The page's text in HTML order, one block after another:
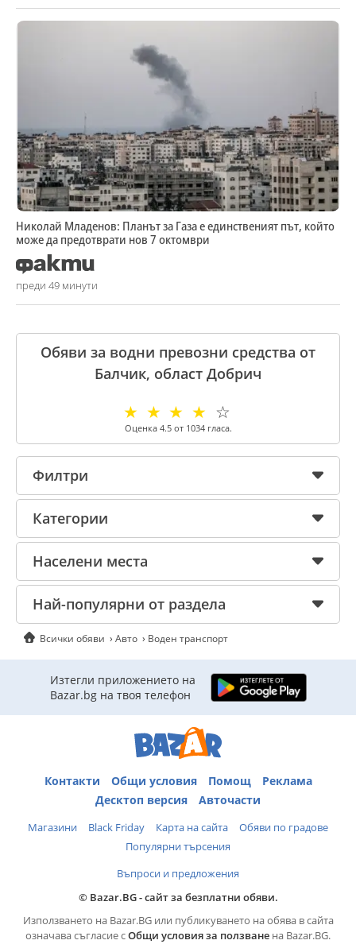
Николай Младенов: Планът за Газа е единственият път, който
може да предотврати нов 7 октомври
преди 49 минути
Обяви за водни превозни средства от
Балчик, област Добрич
☆
☆
☆
☆
☆
Оценка 4.5от 1034гласа.
Филтри
Категории
Населени места
Най-популярни от раздела
Всички обяви Авто Воден транспорт
Изтегли приложението на
Bazar.bg на твоя телефон
Контакти Общи условия Помощ
Реклама
Десктоп версия
Авточасти
Магазини Black Friday Карта на сайта
Обяви по градове
Популярни търсения
Въпроси и предложения
© Bazar.BG - сайт за безплатни обяви.
Използването на Bazar.BG или публикуването на обява в сайта
означава съгласие сОбщи условия за ползване на Bazar.BG.